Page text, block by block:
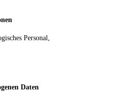
Personal,
Daten